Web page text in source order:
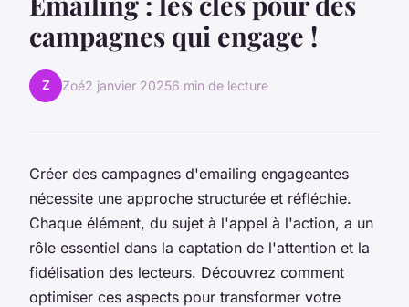
campagnes qui engage !
Z Zoé2 janvier 20256 min de lecture
Créer des campagnes d'emailing engageantes
nécessite une approche structurée et réfléchie.
Chaque élément, du sujet à l'appel à l'action, a un
rôle essentiel dans la captation de l'attention et la
fidélisation des lecteurs. Découvrez comment
optimiser ces aspects pour transformer votre